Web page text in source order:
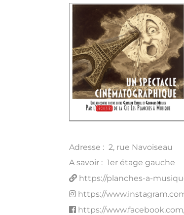
Adresse : 2, rue Navoiseau
A savoir : 1er étage gauche
https://planches-a-
https://
https://